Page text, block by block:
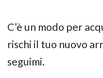
C’è un modo per
rischi il tuo nuovo
seguimi.